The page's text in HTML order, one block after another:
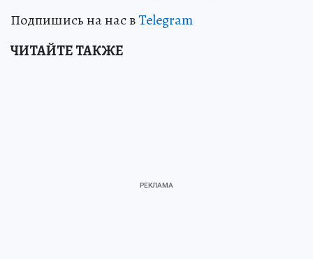
Подпишись на нас вTelegram
ЧИТАЙТЕ ТАКЖЕ